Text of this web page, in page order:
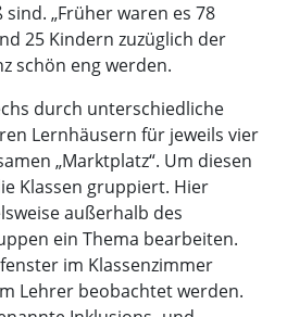
„Früher waren es 78
25 Kindern zuzüglich der
schön eng werden.
durch unterschiedliche
Lernhäusern für jeweils vier
„Marktplatz“. Um diesen
Klassen gruppiert. Hier
außerhalb des
ein Thema bearbeiten.
im Klassenzimmer
Lehrer beobachtet werden.